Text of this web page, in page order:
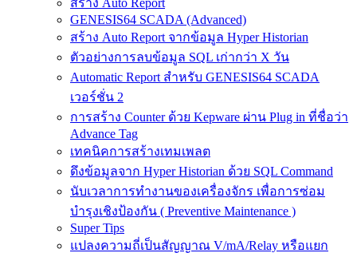
GENESIS64 SCADA (Advanced)
สร้าง Auto Report จากข้อมูล Hyper Historian
ตัวอย่างการลบข้อมูล SQL เก่ากว่า X วัน
Automatic Report สำหรับ GENESIS64 SCADA
เวอร์ชั่น 2
การสร้าง Counter ด้วย Kepware ผ่าน Plug in ที่ชื่อว่า
Advance Tag
เทคนิคการสร้างเทมเพลต
ดึงข้อมูลจาก Hyper Historian ด้วย SQL Command
นับเวลาการทำงานของเครื่องจักร เพื่อการซ่อม
บำรุงเชิงป้องกัน ( Preventive Maintenance )
Super Tips
แปลงความถี่เป็นสัญญาณ V/mA/Relay หรือแยก